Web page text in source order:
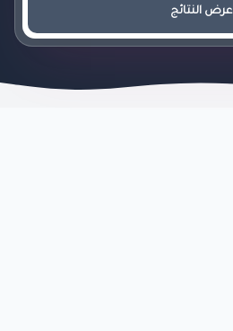
عرض النتائج